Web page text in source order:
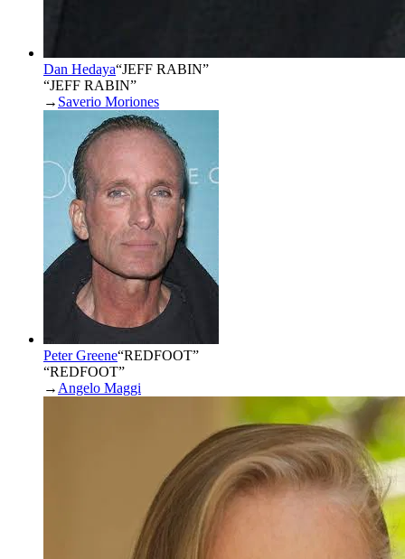
Dan Hedaya“JEFF RABIN”
“JEFF RABIN”
→ Saverio Moriones
Peter Greene“REDFOOT”
“REDFOOT”
→ Angelo Maggi